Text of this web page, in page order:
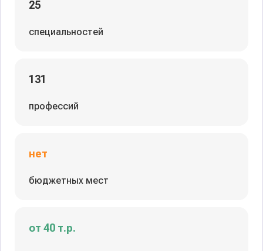
25
специальностей
131
профессий
нет
бюджетных мест
от 40 т.р.